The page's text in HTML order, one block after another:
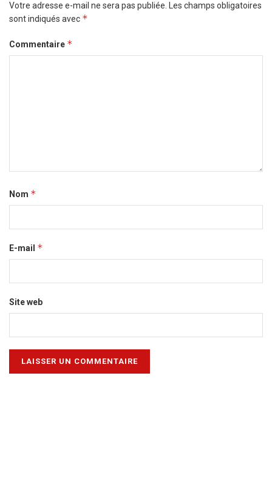
Votre adresse e-mail ne sera pas publiée.
Les champs obligatoires
sont indiqués avec *
Commentaire *
Nom *
E-mail *
Site web